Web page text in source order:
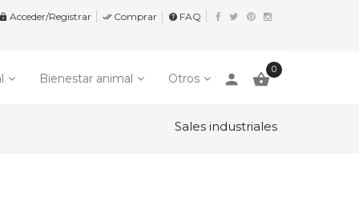
 Acceder/Registrar  Comprar help FAQ
Bienestar animal Otros person 
0
Sales industriales